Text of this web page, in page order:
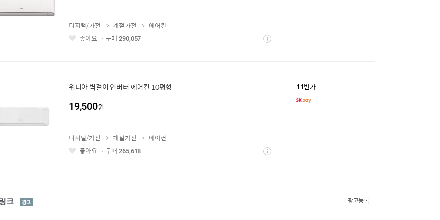
좋 상
디지털/가전 계절가전
에어컨
좋아요
구매 290,057
위니아 벽걸이 인버터 에어컨 10평형
19,500원
11번가
좋 상
디지털/가전 계절가전
에어컨
좋아요
구매 265,618
크 광
고
광고등록